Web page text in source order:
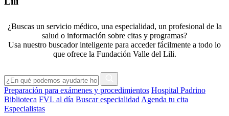
¿Buscas un servicio médico, una especialidad, un profesional de la
salud o información sobre citas y programas?
Usa nuestro buscador inteligente para acceder fácilmente a todo lo
que ofrece la Fundación Valle del Lili.
Preparación para exámenes y procedimientos Hospital Padrino
Biblioteca FVL al día Buscar especialidad Agenda tu cita
Especialistas